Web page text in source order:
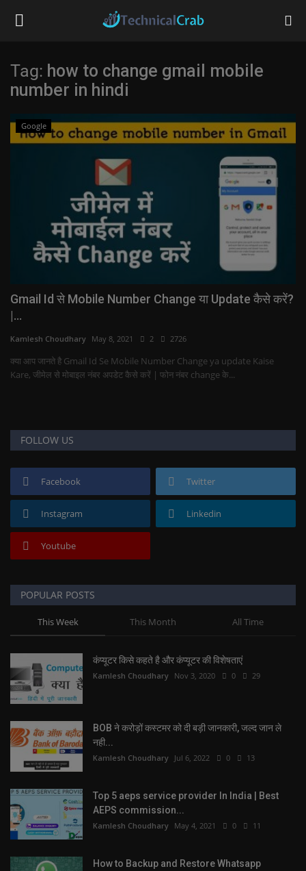
Home
Technology
Tips & Tricks
Social Media
Questions
Tag: how to change gmail mobile
number in hindi
Google
Gmail Id से Mobile Number Change या Update कैसे करें?
|...
Kamlesh Choudhary May 8, 2021 2 2726
क्या आप जानते है Gmail Id Se Mobile Number Change ya update Kaise
Kare, जीमेल से मोबाइल नंबर अपडेट कैसे करें | फोन नंबर change के...
FOLLOW US
Facebook Twitter
Instagram Linkedin
Youtube
POPULAR POSTS
This Week This Month All Time
कंप्यूटर किसे कहते है और कंप्यूटर की विशेषताएं
Kamlesh Choudhary Nov 3, 2020 0 29
BOB ने करोड़ों कस्टमर को दी बड़ी जानकारी, जल्द जान ले
नही...
Kamlesh Choudhary Jul 6, 2022 0 13
Top 5 aeps service provider In India | Best
AEPS commission...
Kamlesh Choudhary May 4, 2021 0 11
How to Backup and Restore Whatsapp